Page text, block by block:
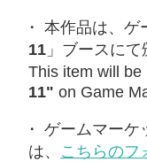
本作品は、ゲ
11」ブースにて
This item will be
11" on Game
ゲームマーケ
は、 こちらのフ